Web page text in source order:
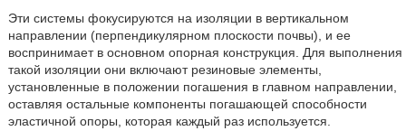
Эти системы фокусируются на изоляции в вертикальном
направлении (перпендикулярном плоскости почвы), и ее
воспринимает в основном опорная конструкция. Для выполнения
такой изоляции они включают резиновые элементы,
установленные в положении погашения в главном направлении,
оставляя остальные компоненты погашающей способности
эластичной опоры, которая каждый раз используется.